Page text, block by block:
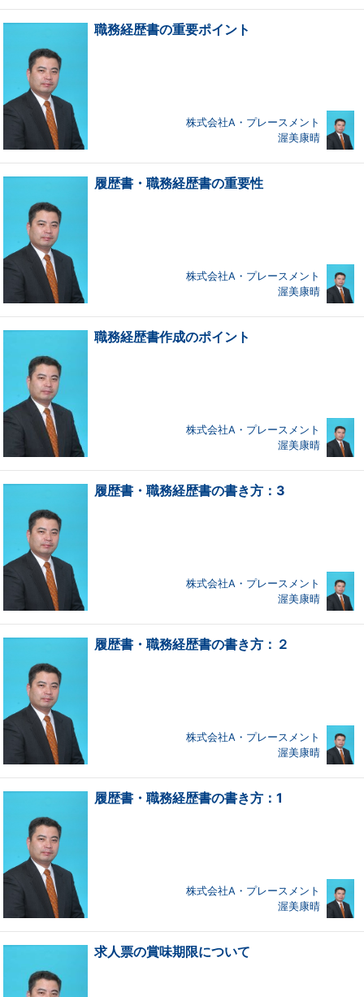
職務経歴書の重要ポイント
株式会社A・プレースメント
渥美康晴
履歴書・職務経歴書の重要性
株式会社A・プレースメント
渥美康晴
職務経歴書作成のポイント
株式会社A・プレースメント
渥美康晴
履歴書・職務経歴書の書き方：3
株式会社A・プレースメント
渥美康晴
履歴書・職務経歴書の書き方：２
株式会社A・プレースメント
渥美康晴
履歴書・職務経歴書の書き方：1
株式会社A・プレースメント
渥美康晴
求人票の賞味期限について